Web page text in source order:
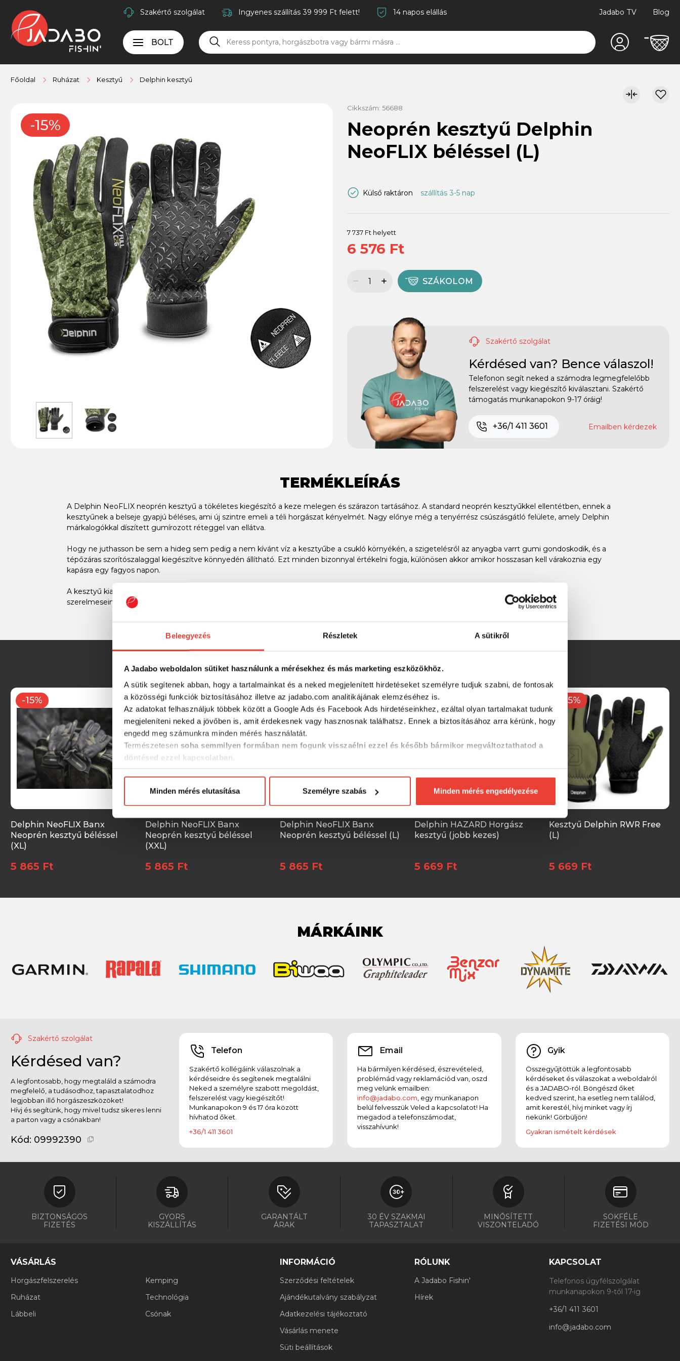
Beleegyezés Részletek A sütikről
A Jadabo weboldalon sütiket használunk a mérésekhez és más marketing eszközökhöz.
A sütik segítenek abban, hogy a tartalmainkat és a neked megjelenített hirdetéseket személyre tudjuk szabni, de fontosak
a közösségi funkciók biztosításához illetve az jadabo.com analitikájának elemzéséhez is.
Az adatokat felhasználjuk többek között a Google Ads és Facebook Ads hirdetéseinkhez, ezáltal olyan tartalmakat tudunk
megjeleníteni neked a jövőben is, amit érdekesnek vagy hasznosnak találhatsz. Ennek a biztosításához arra kérünk, hogy
engedd meg számunkra minden mérés használatát.
Természetesen soha semmilyen formában nem fogunk visszaélni ezzel és később bármikor megváltoztathatod a
döntésed ezzel kapcsolatban.
Előre is köszönjük!
Minden mérés elutasítása Személyre szabás Minden mérés engedélyezése
Szakértő szolgálat Ingyenes szállítás 39 999 Ft felett! 14 napos elállás Jadabo TV Blog
BOLT
Főoldal Ruházat Kesztyű Delphin kesztyű
-15%
Cikkszám: 56688
Neoprén kesztyű Delphin
NeoFLIX béléssel (L)
Külső raktáron szállítás 3-5 nap
7 737 Ft helyett
6 576 Ft
SZÁKOLOM
Szakértő szolgálat
Kérdésed van? Bence válaszol!
Telefonon segít neked a számodra legmegfelelőbb
felszerelést vagy kiegészítő kiválasztani. Szakértő
támogatás munkanapokon 9-17 óráig!
+36/1 411 3601 Emailben kérdezek
TERMÉKLEÍRÁS
A Delphin NeoFLIX neoprén kesztyű a tökéletes kiegészítő a keze melegen és szárazon tartásához. A standard neoprén kesztyűkkel ellentétben, ennek a
kesztyűnek a belseje gyapjú béléses, ami új szintre emeli a téli horgászat kényelmét. Nagy előnye még a tenyérrész csúszásgátló felülete, amely Delphin
márkalogókkal díszített gumírozott réteggel van ellátva.
Hogy ne juthasson be sem a hideg sem pedig a nem kívánt víz a kesztyűbe a csukló környékén, a szigetelésről az anyagba varrt gumi gondoskodik, és a
tépőzáras szorítószalaggal kiegészítve könnyedén állítható. Ezt minden bizonnyal értékelni fogja, különösen akkor amikor hosszasan kell várakoznia egy
kapásra egy fagyos napon.
A kesztyű kialakítása a C2G terepszínen alapul egy kis fekete színnel kiegészítve, így a NeoFLIX tökéletesen illeszkedik a téli pontyhorgászat
szerelmeseinek felszerelésébe.
SZINTÉN KIVÁLÓAK
-15%
Delphin NeoFLIX Banx
Neoprén kesztyű béléssel
(XL)
5 865 Ft
-15%
Delphin NeoFLIX Banx
Neoprén kesztyű béléssel
(XXL)
5 865 Ft
-15%
Delphin NeoFLIX Banx
Neoprén kesztyű béléssel (L)
5 865 Ft
-15%
Delphin HAZARD Horgász
kesztyű (jobb kezes)
5 669 Ft
-15%
Kesztyű Delphin RWR Free
(L)
5 669 Ft
MÁRKÁINK
Szakértő szolgálat
Kérdésed van?
A legfontosabb, hogy megtaláld a számodra
megfelelő, a tudásodhoz, tapasztalatodhoz
legjobban illő horgászeszközöket!
Hívj és segítünk, hogy mivel tudsz sikeres lenni
a parton vagy a csónakban!
Kód: 09992390
Telefon
Szakértő kollégáink válaszolnak a
kérdéseidre és segítenek megtalálni
Neked a személyre szabott megoldást,
felszerelést vagy kiegészítőt!
Munkanapokon 9 és 17 óra között
hívhatod őket.
+36/1 411 3601
Email
Ha bármilyen kérdésed, észrevételed,
problémád vagy reklamációd van, oszd
meg velünk emailben:
info@jadabo.com , egy munkanapon
belül felvesszük Veled a kapcsolatot! Ha
megadod a telefonszámodat,
visszahívunk!
Gyik
Összegyűjtöttük a legfontosabb
kérdéseket és válaszokat a weboldalról
és a JADABO-ról. Böngészd őket
kedved szerint, ha esetleg nem találod,
amit kerestél, hívj minket vagy írj
nekünk! Görbüljön!
Gyakran ismételt kérdések
BIZTONSÁGOS
FIZETÉS
GYORS
KISZÁLLÍTÁS
GARANTÁLT
ÁRAK
30 ÉV SZAKMAI
TAPASZTALAT
MINŐSÍTETT
VISZONTELADÓ
SOKFÉLE
FIZETÉSI MÓD
VÁSÁRLÁS
Horgászfelszerelés
Ruházat
Lábbeli
Kemping
Technológia
Csónak
INFORMÁCIÓ
Szerződési feltételek
Ajándékutalvány szabályzat
Adatkezelési tájékoztató
Vásárlás menete
Süti beállítások
RÓLUNK
A Jadabo Fishin'
Hírek
KAPCSOLAT
Telefonos ügyfélszolgálat
munkanapokon 9-től 17-ig
+36/1 411 3601
info@jadabo.com